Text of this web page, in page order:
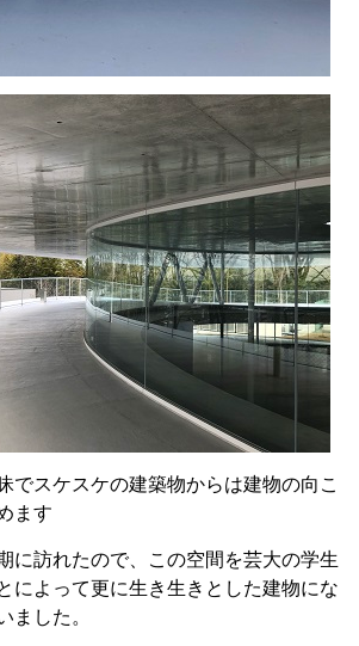
でスケスケの建築物からは建物の向こ
ます
に訪れたので、この空間を芸大の学生
によって更に生き生きとした建物にな
ました。